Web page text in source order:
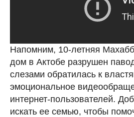
Напомним, 10-летняя
дом в Актобе разрушен
слезами обратилась к
эмоциональное
интернет-пользователей.
искать ее семью, чтобы